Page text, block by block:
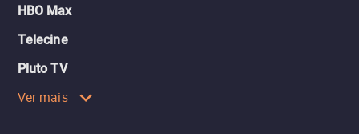
HBO Max
Telecine
Pluto TV
Ver mais